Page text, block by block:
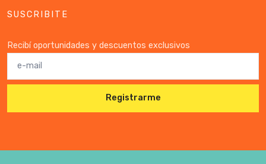
SUSCRIBITE
Recibí oportunidades y descuentos exclusivos
Registrarme